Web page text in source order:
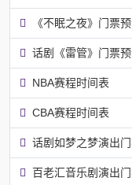
《不眠之夜》门票
话剧《雷管》门票
NBA赛程时间表
CBA赛程时间表
话剧如梦之梦演出
百老汇音乐剧演出